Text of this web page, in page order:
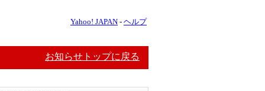
Yahoo! JAPAN - ヘルプ
お知らせトップに戻る